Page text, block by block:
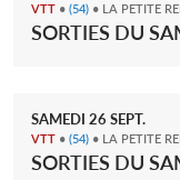
VTT • (54) • LA PETITE
SORTIES DU
SAMEDI 26 SEPT.
VTT • (54) • LA PETITE
SORTIES DU